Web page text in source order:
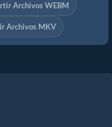
Archivos WEBM
Archivos MKV